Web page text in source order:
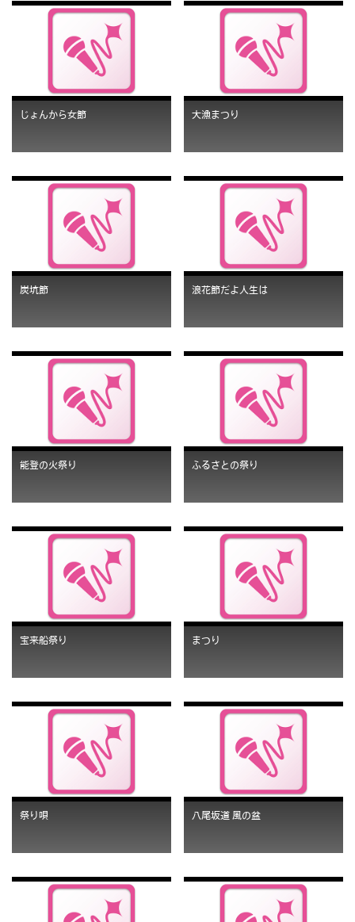
じょんから女節 大漁まつり
炭坑節 浪花節だよ人生は
能登の火祭り ふるさとの祭り
宝来船祭り まつり
祭り唄 八尾坂道 風の盆